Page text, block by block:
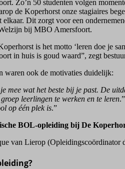
Zo’n 50 studenten volgen
de Koperhorst onze stagiaires
elkaar. Dit zorgt voor een
bij MBO Amersfoort.
is het motto ‘leren doe je
in huis is goud waard”, zegt
waren ook de motivaties duidelijk:
mee wat het beste bij je past. De
leerlingen te werken en te leren.”
op één plek is.”
BOL-opleiding bij De
van Lierop (Opleidingscoördinator